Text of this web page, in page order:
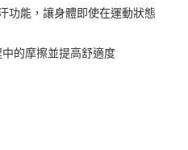
功能，讓身體即使在運動狀態
的摩擦並提高舒適度